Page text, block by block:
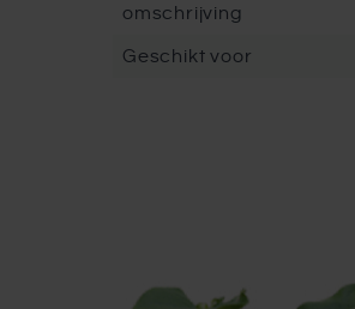
omschrijving
Geschikt voor